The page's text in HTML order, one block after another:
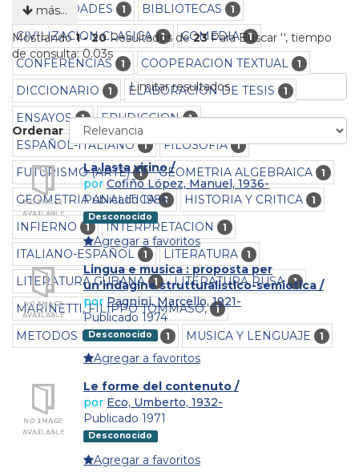
ANTIQUEDADES 1 BIBLIOTECAS 1
CIVILIZACION CLASICA 1 COMEDIA 1
CONFERENCIAS 1 COOPERACION TEXTUAL 1
DICCIONARIO 1 ELABORACION DE TESIS 1
ENSAYOS 1 ERUDICCION 1
ESPAÑOL-ITALIANO 1 FILOSOFIA 1
FUTURISMO (ARTE) 1 GEOMETRIA ALGEBRAICA 1
GEOMETRIA ANALITICA 1 HISTORIA Y CRITICA 1
INFIERNO 1 INTERPRETACION 1
ITALIANO-ESPAÑOL 1 LITERATURA 1
LITERATURA CUBANA 1 LITERATURA RUSA 1
MARINETTI, FILIPPO TOMMASO, 1
METODOS DE LECTURA 1 MUSICA Y LENGUAJE 1
más…
Mostrando1 - 20Resultados de23Para Buscar '', tiempo
de consulta: 0.03s
Limitar resultados
Ordenar
La lasta virino /
porCofiño López, Manuel, 1936-
Publicado 1986
Desconocido
Agregar a favoritos
Lingua e musica : proposta per
un'indagine strutturalistico-semiotica /
porPagnini, Marcello, 1921-
Publicado 1974
Desconocido
Agregar a favoritos
Le forme del contenuto /
por Eco, Umberto, 1932-
Publicado 1971
Desconocido
Agregar a favoritos